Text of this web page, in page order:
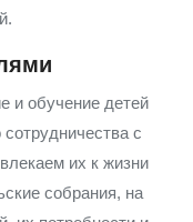
и обучение детей
с
их к жизни
собрания, на